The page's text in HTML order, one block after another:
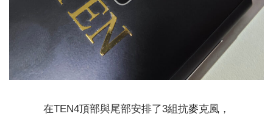
在TEN4頂部與尾部安排了3組抗麥克風，